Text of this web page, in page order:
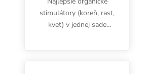
stimulátory (koreň, rast,
kvet) v jednej sade